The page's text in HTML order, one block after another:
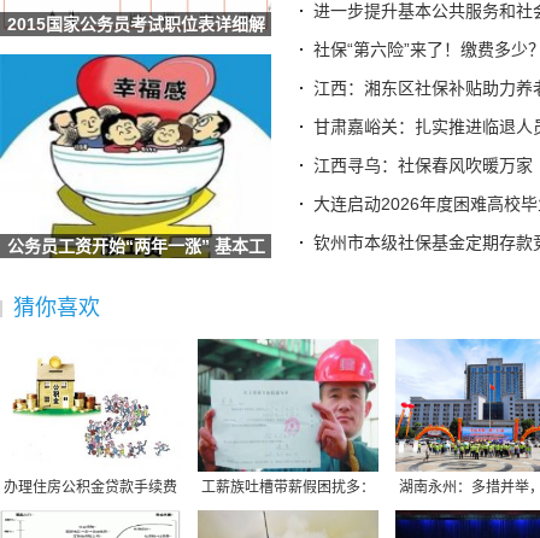
增技能稳就业强社保 这些民生事 河南这样干
多交一年社保，退休工资收入差这么大
社保局朋友透露：社保这几个误区，很多人白交好多年
安徽庐江：城乡居保缴费档次提高至9000元
江西：2026“江西卫惠保”参保启动
养老困局：中国社保体系的公平之问
失业金领取条件及标准？（2026/03/23）
2024-2025年黄冈社保缴费基数及比例最新一览
2026年齐齐哈尔社保缴费多少钱呢？社保交满几年可以领钱？
12333怎么查询社保缴费明细？兰州社保个人账户查询操作详
看过来！社保线上缴费的正确打开方式揭晓（3-23）
2024-2025年山东青岛灵活就业社保每月需要多少钱？自费灵
辽宁盘锦灵活就业4050补贴需要什么条件2026年最新辽宁盘锦
4
2025年成都五险一金的缴费基数是多少（缴费基数+缴费比
例）
2024银行购房贷款利率调整时间贵州毕节新商贷利率定价机制
2015国家公务员考试职位表详细解
析
公务员工资开始“两年一涨” 基本工
进一步提升基本公共服务和
社保“第六险”来了！缴费多少
江西：湘东区社保补贴助力养
甘肃嘉峪关：扎实推进临退人
江西寻乌：社保春风吹暖万家
大连启动2026年度困难高校
钦州市本级社保基金定期存
猜你喜欢
办理住房公积金贷款手续费
工薪族吐槽带薪假困扰多：
跟年终奖挂钩（图）
湖南永州：多措并举
打造“温暖社保”